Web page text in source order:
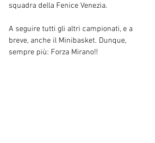
squadra della Fenice Venezia.
A seguire tutti gli altri campionati, e a
breve, anche il Minibasket. Dunque,
sempre più: Forza Mirano!!